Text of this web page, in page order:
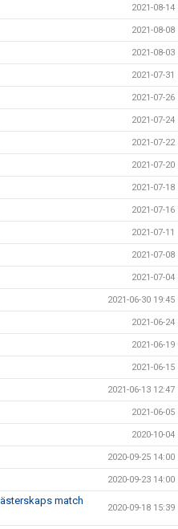
2021-08-14
2021-08-08
2021-08-03
2021-07-31
2021-07-26
2021-07-24
2021-07-22
2021-07-20
2021-07-18
2021-07-16
2021-07-11
2021-07-08
2021-07-04
2021-06-30 19:45
2021-06-24
2021-06-19
2021-06-15
2021-06-13 12:47
2021-06-05
2020-10-04
2020-09-25 14:00
2020-09-23 14:00
match
2020-09-18 15:39